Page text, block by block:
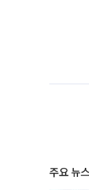
주요 뉴스